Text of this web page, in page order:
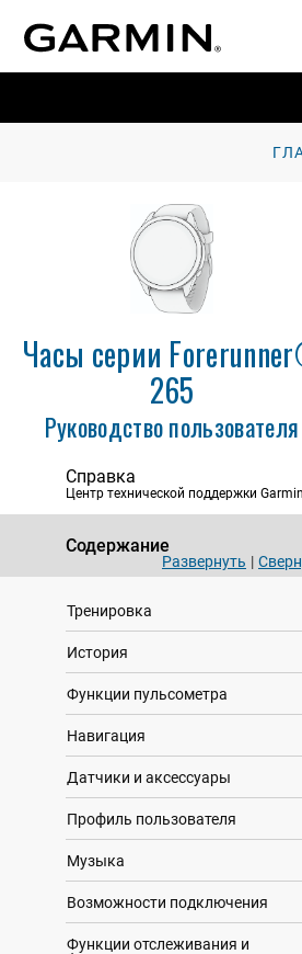
Часы серии
265
Руководство пользователя
Справка
Центр технической поддержки Garmin
Содержание
Развернуть |
Введение
Тренировка
История
Функции пульсометра
Навигация
Датчики и аксессуары
Профиль пользователя
Музыка
Возможности подключения
Функции отслеживания и